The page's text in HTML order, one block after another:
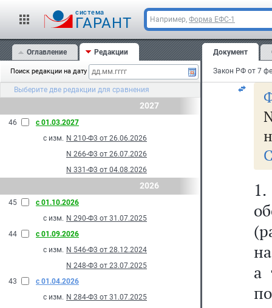
cистема
ГАРАНТ Например, Форма ЕФС-1
Оглавление Редакции
Поиск редакции на дату
Выберите две редакции для сравнения
2027
46
с 01.03.2027
с изм. N 210-Ф3 от 26.06.2026
N 266-Ф3 от 26.07.2026
N 331-Ф3 от 04.08.2026
2026
45
с 01.10.2026
с изм. N 290-Ф3 от 31.07.2025
44
с 01.09.2026
с изм. N 546-Ф3 от 28.12.2024
N 248-Ф3 от 23.07.2025
43
с 01.04.2026
с изм. N 284-Ф3 от 31.07.2025
Документ
а